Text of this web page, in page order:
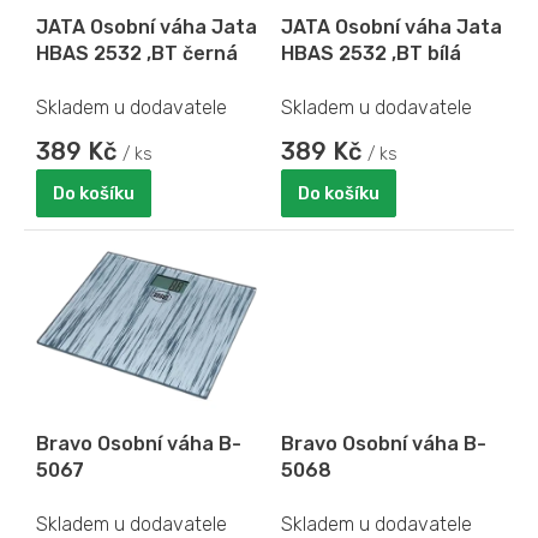
dJATA Osobní váha Jata
HBAS 2532 ,BT černá
Skladem u dodavatele
389 Kč / ks
Do košíku
JATA Osobní váha Jata
HBAS 2532 ,BT bílá
Skladem u dodavatele
389 Kč / ks
Do košíku
Bravo Osobní váha B-
5067
Skladem u dodavatele
Bravo Osobní váha B-
5068
Skladem u dodavatele